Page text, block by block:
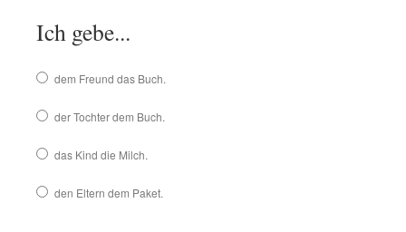
Ich gebe...
dem Freund das Buch.
der Tochter dem Buch.
das Kind die Milch.
den Eltern dem Paket.